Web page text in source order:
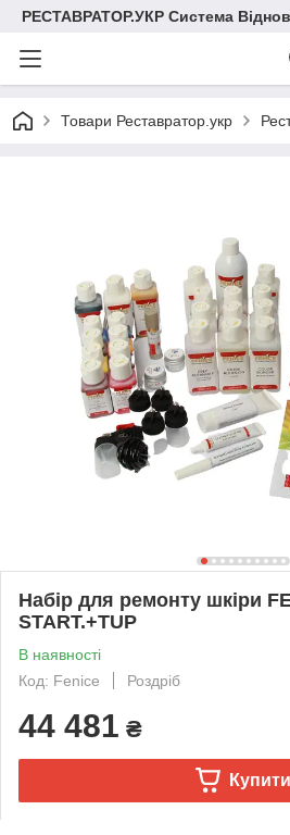
РЕСТАВРАТОР.УКР Система
Товари Реставратор.укр
Набір для ремонту шкіри
START.+TUP
В наявності
Код: Fenice
Роздріб
44 481 ₴
Купити